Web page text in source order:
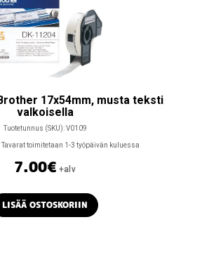
17x54mm, musta teksti
valkoisella
Tuotetunnus (SKU):V0109
Tavarat toimitetaan 1-3 työpäivän kuluessa
7.00€ +alv
LISÄÄ OSTOSKORIIN